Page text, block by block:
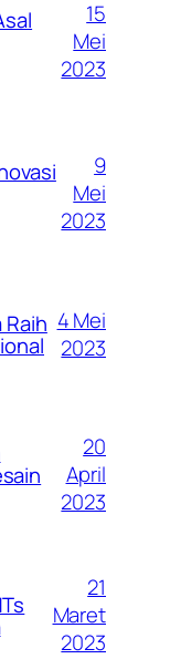
15
Mei
2023
9
Mei
2023
Raih 4 Mei
2023
20
April
2023
21
Maret
2023